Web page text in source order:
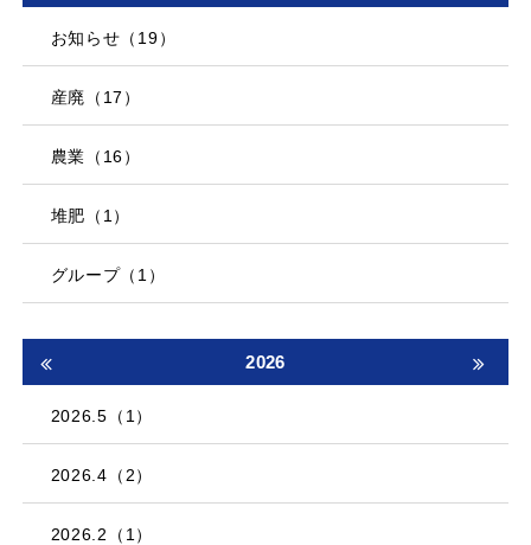
お知らせ（19）
産廃（17）
農業（16）
堆肥（1）
グループ（1）
2026
2026.5（1）
2026.4（2）
2026.2（1）